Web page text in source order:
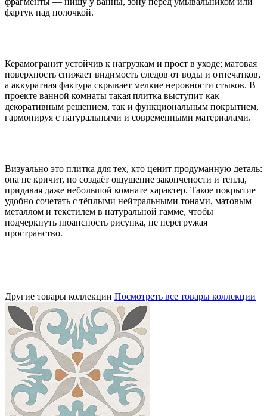
фартук над полочкой.
Керамогранит устойчив к нагрузкам и прост в уходе; матовая
поверхность снижает видимость следов от воды и отпечатков,
а аккуратная фактура скрывает мелкие неровности стыков. В
проекте ванной комнаты такая плитка выступит как
декоративным решением, так и функциональным покрытием,
гармонируя с натуральными и современными материалами.
Визуально это плитка для тех, кто ценит продуманную деталь:
она не кричит, но создаёт ощущение закончености и тепла,
придавая даже небольшой комнате характер. Такое покрытие
удобно сочетать с тёплыми нейтральными тонами, матовым
металлом и текстилем в натуральной гамме, чтобы
подчеркнуть нюансность рисунка, не перегружая
пространство.
Другие товары коллекции Посмотреть все товары коллекции